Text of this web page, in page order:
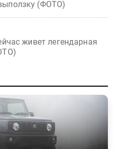
(ФОТО)
живет легендарная